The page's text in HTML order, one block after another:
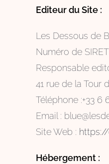
Editeur du Site :
Les Dessous de
Numéro de
Responsable
41 rue de la Tour
Téléphone :+33 6
Email :
Site Web :
Hébergement :